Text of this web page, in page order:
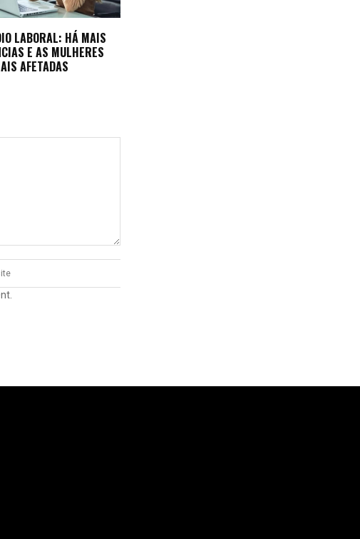
LABORAL: HÁ MAIS
E AS MULHERES
AFETADAS